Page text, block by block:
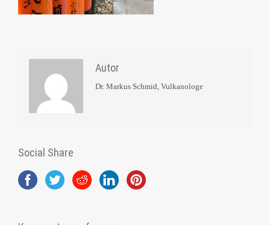
Autor
Dr. Markus Schmid, Vulkanologe
Social Share